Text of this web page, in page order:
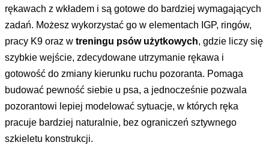
rękawach z wkładem i są gotowe do bardziej wymagających
zadań. Możesz wykorzystać go w elementach IGP, ringów,
pracy K9 oraz w treningu psów użytkowych, gdzie liczy się
szybkie wejście, zdecydowane utrzymanie rękawa i
gotowość do zmiany kierunku ruchu pozoranta. Pomaga
budować pewność siebie u psa, a jednocześnie pozwala
pozorantowi lepiej modelować sytuacje, w których ręka
pracuje bardziej naturalnie, bez ograniczeń sztywnego
szkieletu konstrukcji.